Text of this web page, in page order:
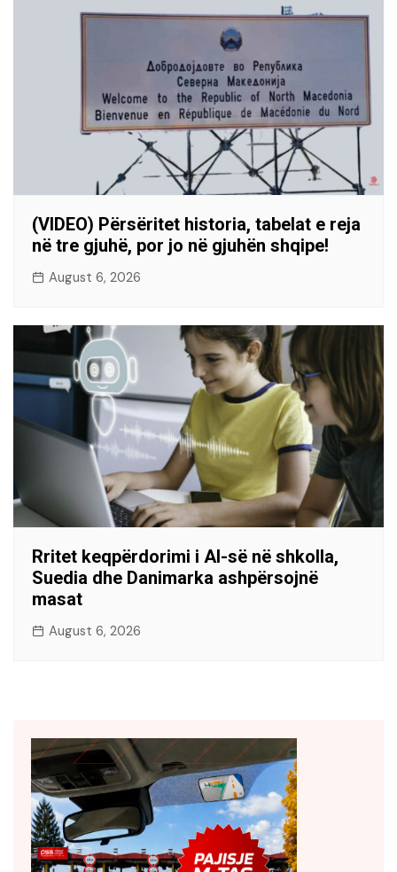
(VIDEO) Përsëritet historia, tabelat e reja
në tre gjuhë, por jo në gjuhën shqipe!
August 6, 2026
Rritet keqpërdorimi i AI-së në shkolla,
Suedia dhe Danimarka ashpërsojnë
masat
August 6, 2026